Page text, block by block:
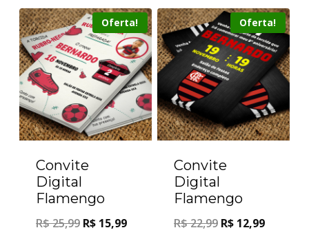
Oferta!
Convite
Digital
Flamengo
R$25,99 R$ 15,99
Oferta!
Convite
Digital
Flamengo
R$22,99 R$ 12,99